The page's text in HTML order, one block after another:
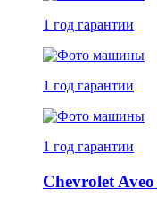
1 год гарантии
1 год гарантии
1 год гарантии
Chevrolet